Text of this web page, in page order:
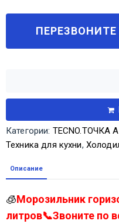
Категории: TECNO.ТОЧКА
Техника для кухни,
Описание
🧊Морозильник
литров📞Звоните по